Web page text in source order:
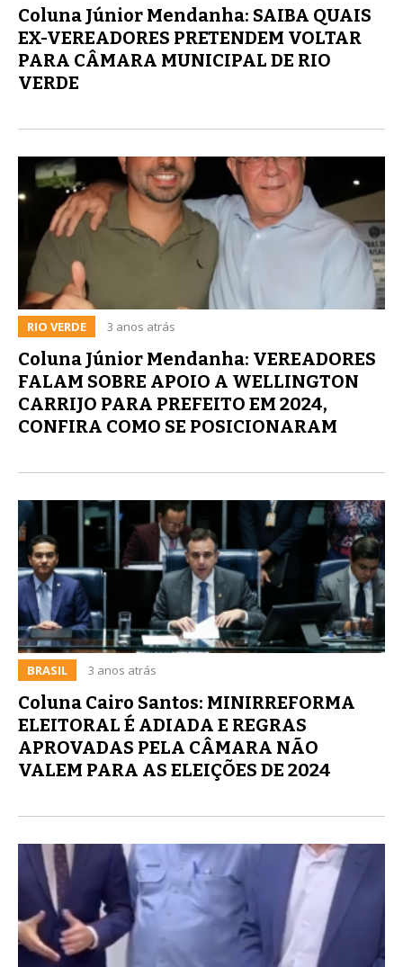
Coluna Júnior Mendanha: SAIBA QUAIS
EX-VEREADORES PRETENDEM VOLTAR
PARA CÂMARA MUNICIPAL DE RIO
VERDE
RIO VERDE 3 anos atrás
Coluna Júnior Mendanha: VEREADORES
FALAM SOBRE APOIO A WELLINGTON
CARRIJO PARA PREFEITO EM 2024,
CONFIRA COMO SE POSICIONARAM
BRASIL 3 anos atrás
Coluna Cairo Santos: MINIRREFORMA
ELEITORAL É ADIADA E REGRAS
APROVADAS PELA CÂMARA NÃO
VALEM PARA AS ELEIÇÕES DE 2024